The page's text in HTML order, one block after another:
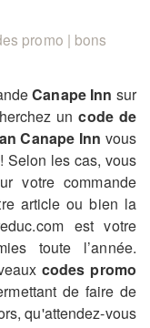
promo | bons
Canape Inn sur
uncode de
Canape Inn vous
Selon les cas, vous
votre commande
article ou bien la
est votre
toute l’année.
codes promo
de faire de
qu'attendez-vous